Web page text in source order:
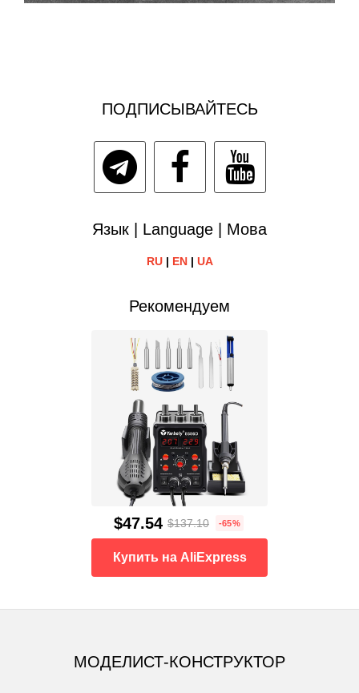
ПОДПИСЫВАЙТЕСЬ
Язык | Language | Мова
RU| EN| UA
Рекомендуем
$47.54 $137.10 -65%
Купить на AliExpress
МОДЕЛИСТ-КОНСТРУКТОР